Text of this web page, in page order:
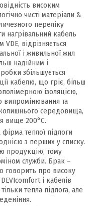
високим
чисті матеріали &
переліку
нагрівальний кабель
відрізняється
і живильної жил
надійним і
збільшується
кабелю, що гріє, більш
ізоляцією,
випромінювання та
середовища,
вище 200°С.
теплої підлоги
з перших у списку.
продукцію, тому
служби. Брак –
говорить про високу
DEVIcomfort і кабелів
тепла підлога, але